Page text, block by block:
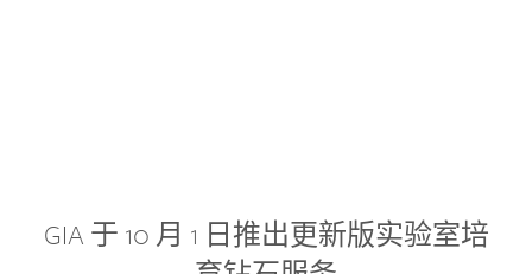
GIA 于 10 月 1 日推出更新版实验室培